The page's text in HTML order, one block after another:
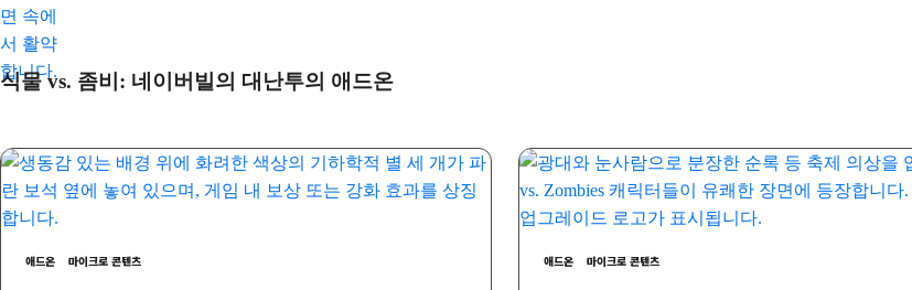
식물 vs. 좀비: 네이버빌의 대난투의 애드온
애드온 마이크로 콘텐츠 애드온 마이크로 콘텐츠